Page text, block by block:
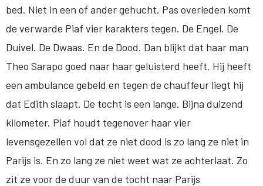
bed. Niet in een of ander gehucht. Pas overleden komt
de verwarde Piaf vier karakters tegen. De Engel. De
Duivel. De Dwaas. En de Dood. Dan blijkt dat haar man
Theo Sarapo goed naar haar geluisterd heeft. Hij heeft
een ambulance gebeld en tegen de chauffeur liegt hij
dat Edith slaapt. De tocht is een lange. Bijna duizend
kilometer. Piaf houdt tegenover haar vier
levensgezellen vol dat ze niet dood is zo lang ze niet in
Parijs is. En zo lang ze niet weet wat ze achterlaat. Zo
zit ze voor de duur van de tocht naar Parijs